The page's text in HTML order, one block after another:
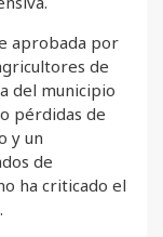
por
de
del municipio
pérdidas de
y un
de
ha criticado el